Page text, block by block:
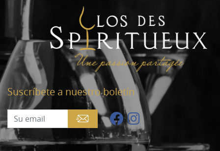
Suscríbete a nuestro boletín